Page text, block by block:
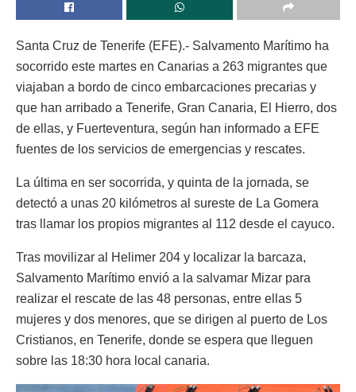
Santa Cruz de Tenerife (EFE).- Salvamento Marítimo ha
socorrido este martes en Canarias a 263 migrantes que
viajaban a bordo de cinco embarcaciones precarias y
que han arribado a Tenerife, Gran Canaria, El Hierro, dos
de ellas, y Fuerteventura, según han informado a EFE
fuentes de los servicios de emergencias y rescates.
La última en ser socorrida, y quinta de la jornada, se
detectó a unas 20 kilómetros al sureste de La Gomera
tras llamar los propios migrantes al 112 desde el cayuco.
Tras movilizar al Helimer 204 y localizar la barcaza,
Salvamento Marítimo envió a la salvamar Mizar para
realizar el rescate de las 48 personas, entre ellas 5
mujeres y dos menores, que se dirigen al puerto de Los
Cristianos, en Tenerife, donde se espera que lleguen
sobre las 18:30 hora local canaria.